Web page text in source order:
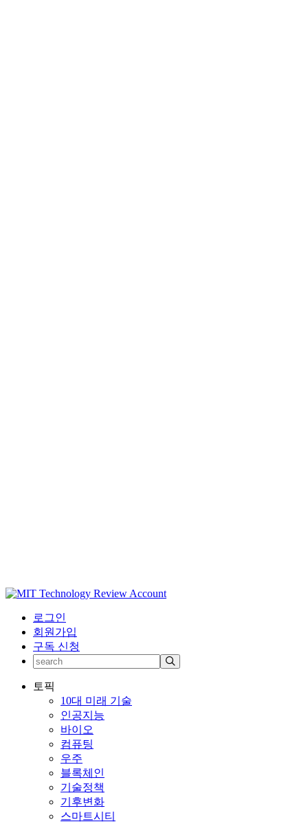
로그인
회원가입
구독 신청
토픽
10대 미래 기술
인공지능
바이오
컴퓨팅
우주
블록체인
기술정책
기후변화
스마트시티